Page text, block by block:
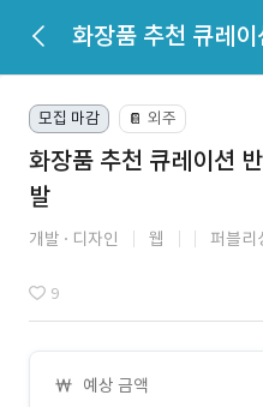
모집 마감 📔 외주
화장품 추천 큐레이션
발
개발 디자인 웹 퍼블리
9
예상 금액